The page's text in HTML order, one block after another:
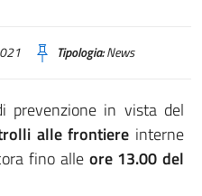
Tipologia:News
prevenzione in vista del
alle frontiere interne
fino alle ore 13.00 del